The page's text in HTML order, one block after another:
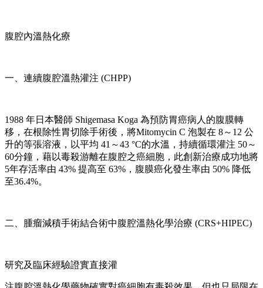
腹腔內溫熱化療
一、連續腹腔溫熱灌注 (CHPP)
1988 年日本醫師 Shigemasa Koga 為預防胃癌病人的腹膜轉
移，在根除性胃切除手術後，將Mitomycin C 泡製在 8～12 公
升的等張溶液，以平均 41～43 °C的水溫，持續循環灌注 50～
60分鐘，藉以毒殺游離在腹腔之癌細胞，此創新治療成功地將
5年存活率由 43% 提高至 63%，腹膜癌化發生率由 50% 降低
至36.4%。
二、腫瘤減積手術結合術中腹腔溫熱化學治療 (CRS+HIPEC)
研究及臨床經驗證實直接灌